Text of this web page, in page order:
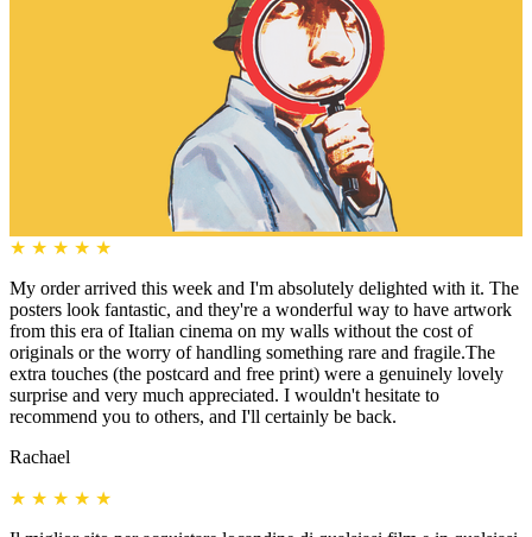
★ ★ ★ ★ ★
My order arrived this week and I'm absolutely delighted with it. The
posters look fantastic, and they're a wonderful way to have artwork
from this era of Italian cinema on my walls without the cost of
originals or the worry of handling something rare and fragile.The
extra touches (the postcard and free print) were a genuinely lovely
surprise and very much appreciated. I wouldn't hesitate to
recommend you to others, and I'll certainly be back.
Rachael
★ ★ ★ ★ ★